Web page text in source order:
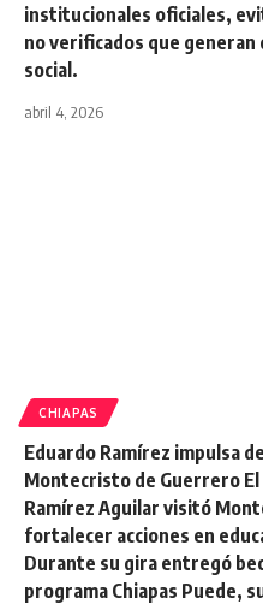
institucionales oficiales,
no verificados que
social.
abril 4, 2026
CHIAPAS
Eduardo Ramírez impulsa
Montecristo de Guerrero
Ramírez Aguilar visitó
fortalecer acciones en
Durante su gira entregó
programa Chiapas Puede,